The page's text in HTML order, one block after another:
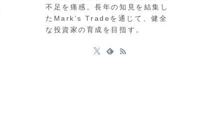
不足を痛感。長年の知見を結集し
たMark’s Tradeを通じて、健全
な投資家の育成を目指す。